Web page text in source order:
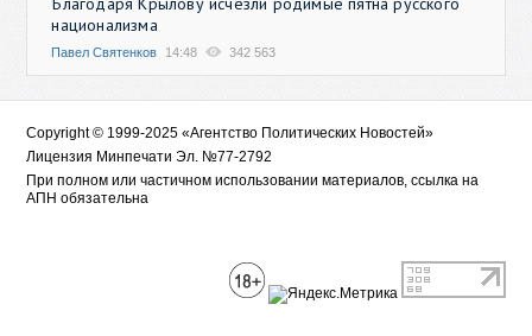
национализма
Павел Святенков 14:48 342 563
Copyright © 1999-2025 «Агентство Политических Новостей»
Лицензия Минпечати Эл. №77-2792
При полном или частичном использовании материалов, ссылка на
АПН обязательна